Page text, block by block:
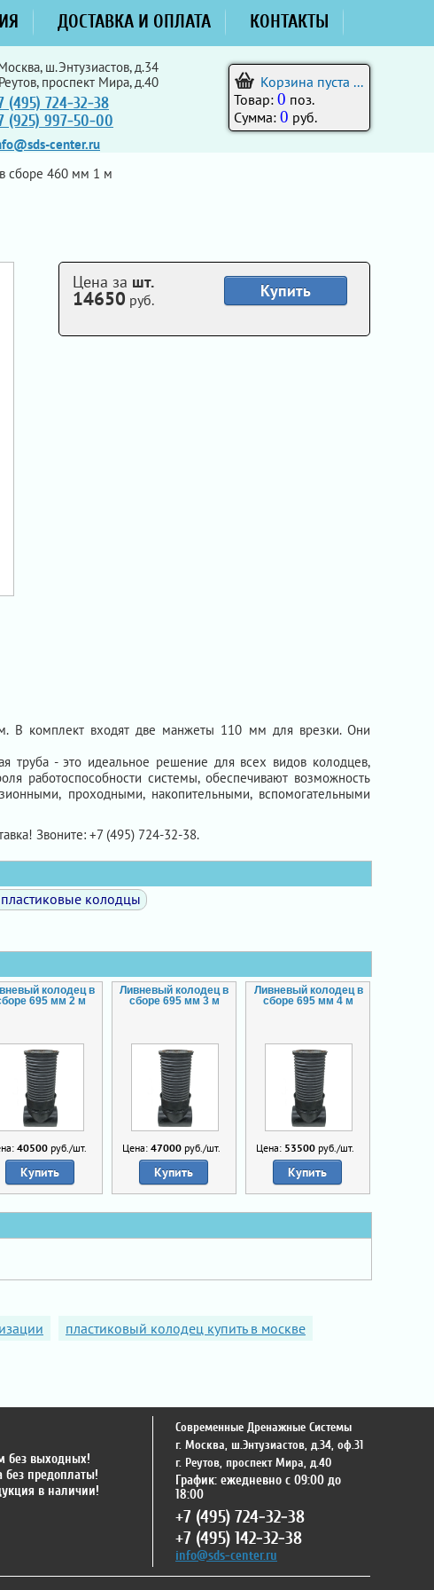
ДОСТАВКА И ОПЛАТА КОНТАКТЫ
ш.Энтузиастов, д.34
проспект Мира, д.40
(495) 724-32-38
(925) 997-50-00
center.ru
Корзина пуста ...
Товар: 0 поз.
Сумма: 0 руб.
сборе 460 мм 1 м
Купить
Цена за шт.
14650 руб.
В комплект входят две манжеты 110 мм для врезки. Они
труба - это идеальное решение для всех видов колодцев,
работоспособности системы, обеспечивают возможность
проходными, накопительными, вспомогательными
Звоните: +7 (495) 724-32-38.
колодцы
колодец в
695 мм 2 м
40500руб./шт.
Купить
Ливневый колодец в
сборе 695 мм 3 м
Цена:47000 руб./шт.
Купить
Ливневый колодец в
сборе 695 мм 4 м
Цена: 53500 руб./шт.
Купить
пластиковый колодец купить в москве
без выходных!
без предоплаты!
в наличии!
Современные Дренажные Системы
г. Москва, ш.Энтузиастов, д.34, оф.31
г. Реутов, проспект Мира, д.40
График: ежедневно с 09:00 до
18:00
+7 (495) 724-32-38
+7 (495) 142-32-38
info@sds-center.ru